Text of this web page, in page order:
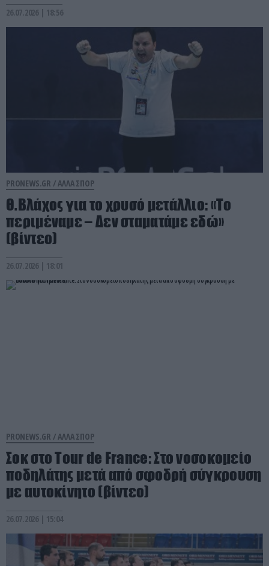
26.07.2026 | 18:56
PRONEWS.GR / ΑΛΛΑ ΣΠΟΡ
Θ.Βλάχος για το χρυσό μετάλλιο: «Το
περιμέναμε – Δεν σταματάμε εδώ»
(βίντεο)
26.07.2026 | 18:01
PRONEWS.GR / ΑΛΛΑ ΣΠΟΡ
Σοκ στο Tour de France: Στο νοσοκομείο
ποδηλάτης μετά από σφοδρή σύγκρουση
με αυτοκίνητο (βίντεο)
26.07.2026 | 15:04